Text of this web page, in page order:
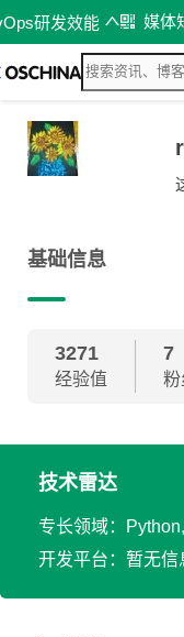
研发效能 媒体
基础信息
3271
经验值
7
粉
技术雷达
专长领域：
开发平台：暂无信